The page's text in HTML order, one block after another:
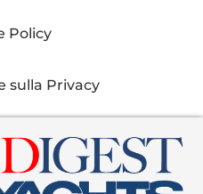
Policy
sulla Privacy